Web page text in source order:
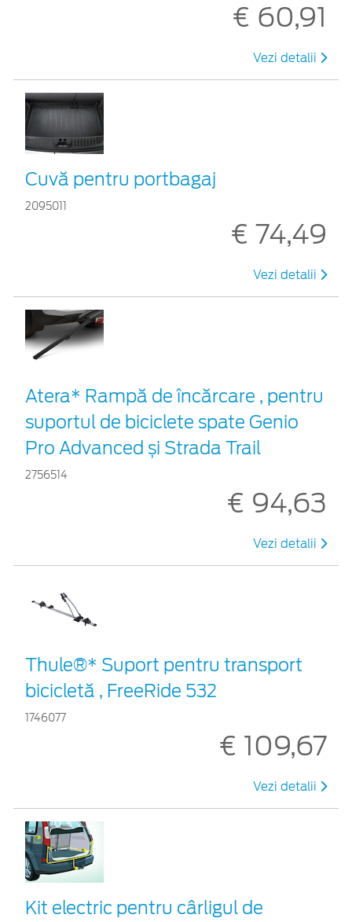
€ 60,91
Vezi detalii
Cuvă pentru portbagaj
2095011
€ 74,49
Vezi detalii
Atera* Rampă de încărcare , pentru
suportul de biciclete spate Genio
Pro Advanced și Strada Trail
2756514
€ 94,63
Vezi detalii
Thule®* Suport pentru transport
bicicletă , FreeRide 532
1746077
€ 109,67
Vezi detalii
Kit electric pentru cârligul de